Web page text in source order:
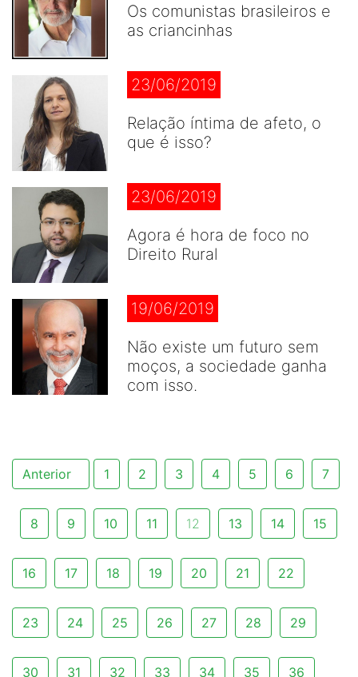
Os comunistas brasileiros e
as criancinhas
23/06/2019
Relação íntima de afeto, o
que é isso?
23/06/2019
Agora é hora de foco no
Direito Rural
19/06/2019
Não existe um futuro sem
moços, a sociedade ganha
com isso.
Anterior 1 2 3 4 5 6 7
8 9 10 11 12 13 14 15
16 17 18 19 20 21 22
23 24 25 26 27 28 29
30 31 32 33 34 35 36